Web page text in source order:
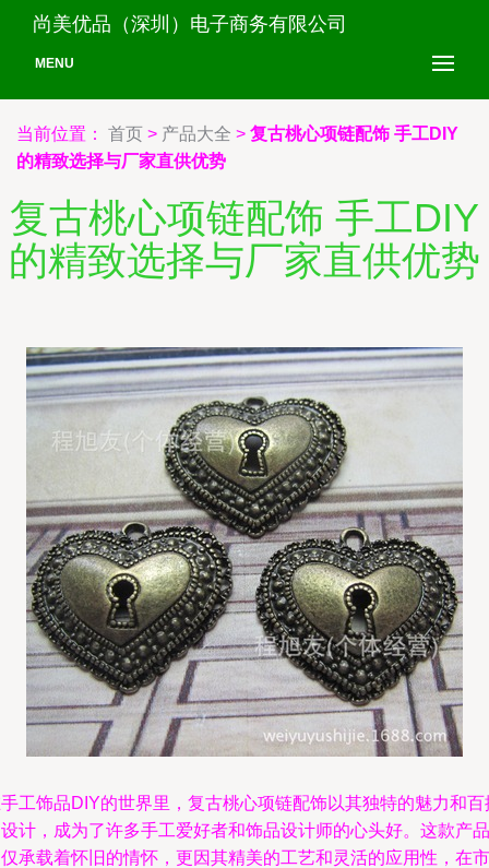
尚美优品（深圳）电子商务有限公司
MENU
当前位置： 首页 > 产品大全 > 复古桃心项链配饰 手工DIY
的精致选择与厂家直供优势
复古桃心项链配饰 手工DIY
的精致选择与厂家直供优势
工饰品DIY的世界里，复古桃心项链配饰以其独特的魅力和百
计，成为了许多手工爱好者和饰品设计师的心头好。这款产品
承载着怀旧的情怀，更因其精美的工艺和灵活的应用性，在市